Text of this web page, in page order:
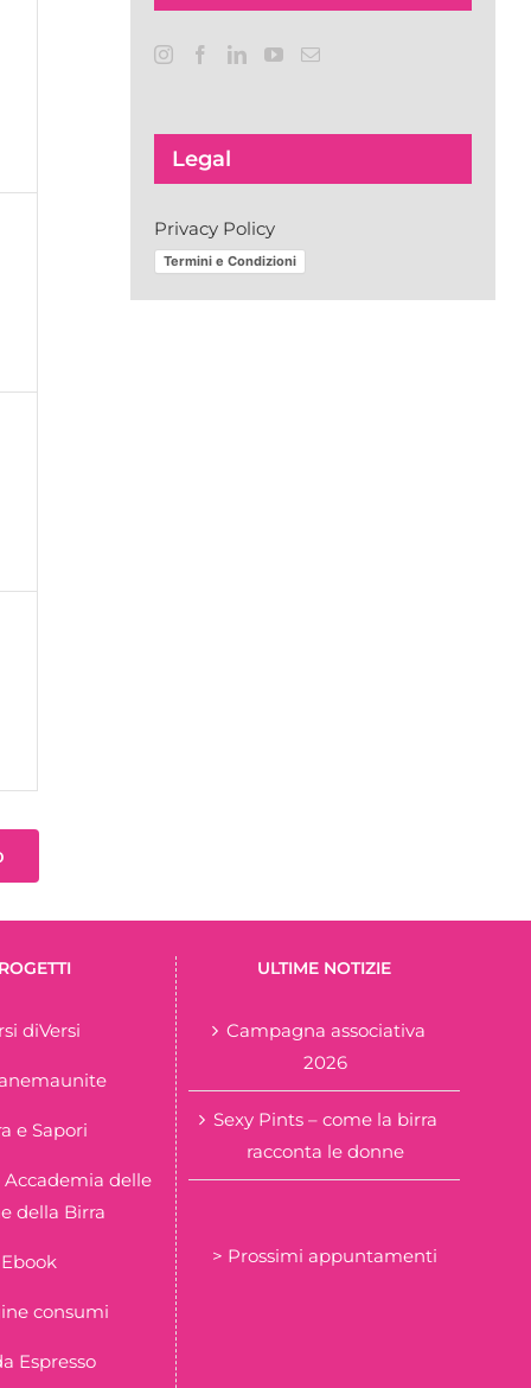
Legal
Privacy Policy
Termini e Condizioni
diVersi
e Sapori
Accademia delle
della Birra
Ebook
consumi
Espresso
ULTIME NOTIZIE
Campagna associativa
2026
Sexy Pints – come la birra
racconta le donne
> Prossimi appuntamenti